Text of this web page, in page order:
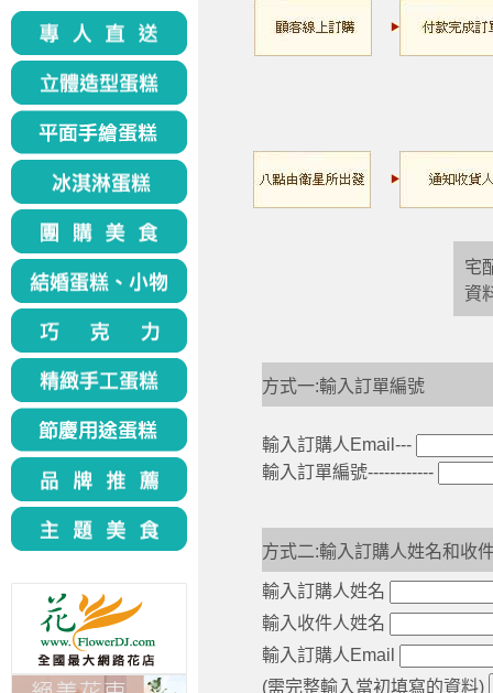
宅
資
方式一:輸入訂單編號
輸入訂購人Email---
輸入訂單編號------------
方式二:輸入訂購人姓名和收
輸入訂購人姓名
輸入收件人姓名
輸入訂購人Email
(需完整輸入當初填寫的資料)